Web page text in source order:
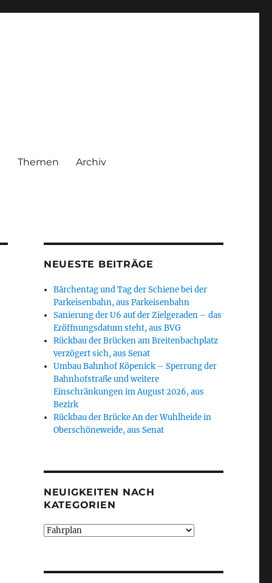
Themen Archiv
NEUESTE BEITRÄGE
Bärchentag und Tag der Schiene bei der
Parkeisenbahn, aus Parkeisenbahn
Sanierung der U6 auf der Zielgeraden – das
Eröffnungsdatum steht, aus BVG
Rückbau der Brücken am Breitenbachplatz
verzögert sich, aus Senat
Umbau Bahnhof Köpenick – Sperrung der
Bahnhofstraße und weitere
Einschränkungen im August 2026, aus
Bezirk
Rückbau der Brücke An der Wuhlheide in
Oberschöneweide, aus Senat
NEUIGKEITEN NACH
KATEGORIEN
Neuigkeiten